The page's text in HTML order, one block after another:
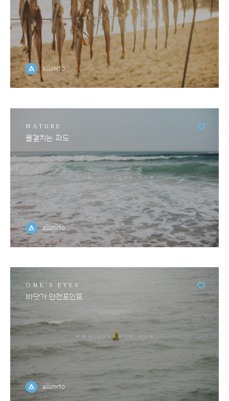
allowto
NATURE
물결치는 파도
allowto
ONE'S EYES
바닷가 안전포인트
allowto